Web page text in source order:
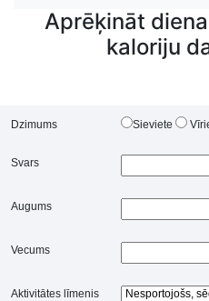
Aprēķināt
kaloriju
Dzimums Sieviete
Svars
Augums
Vecums
Aktivitātes līmenis